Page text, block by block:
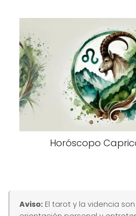
Horóscopo
Aviso: El tarot y la videncia